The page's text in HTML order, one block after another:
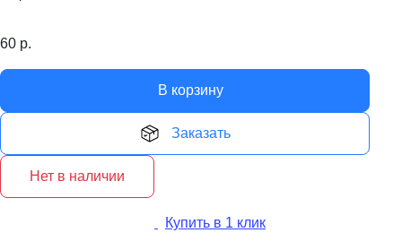
60 р.
В корзину
Заказать
Нет в наличии
Купить в 1 клик